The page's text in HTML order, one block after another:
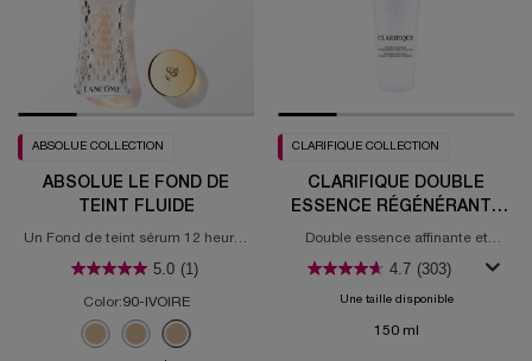
ABSOLUE COLLECTION
ABSOLUE LE FOND DE
TEINT FLUIDE
Un Fond de teint sérum 12 heures
5.0 (1)
Color:90-IVOIRE
Selected
110 IVOIRE color for Absolue Le Fond de Teint Fluide, 1 of 3
Selected
100-IVOIRE color for Absolue Le Fond de Teint Fluide, 2 of 3
Selected
90-IVOIRE color for Absolue Le Fond de Teint Fluide,
CLARIFIQUE COLLECTION
CLARIFIQUE DOUBLE
ESSENCE RÉGÉNÉRANTE
RESURFAÇANTE
Double essence affinante et
4.7 (303)
Une taille disponible
150 ml